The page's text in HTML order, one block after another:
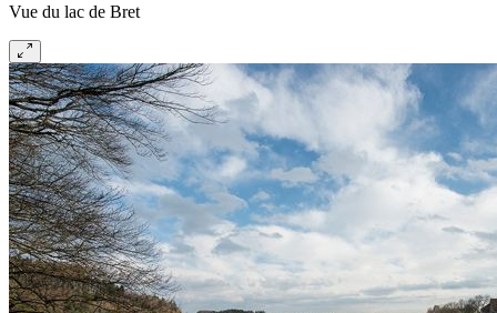
Vue du lac de Bret